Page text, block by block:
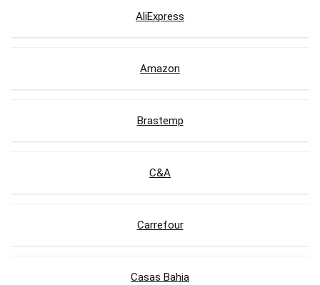
AliExpress
Amazon
Brastemp
C&A
Carrefour
Casas Bahia